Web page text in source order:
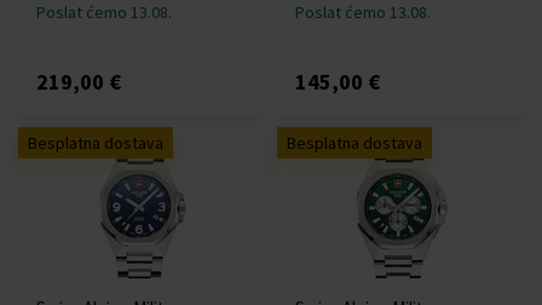
Poslat ćemo 13.08.
219,00 €
Poslat ćemo 13.08.
145,00 €
Besplatna dostava Besplatna dostava